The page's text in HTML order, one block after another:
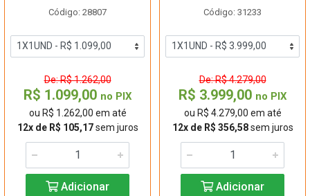
Código: 28807
De: R$ 1.262,00
R$ 1.099,00 no PIX
ou R$ 1.262,00 em até
12x de R$ 105,17sem juros
Adicionar
Código: 31233
De: R$ 4.279,00
R$ 3.999,00 no PIX
ou R$ 4.279,00 em até
12x de R$ 356,58sem juros
Adicionar